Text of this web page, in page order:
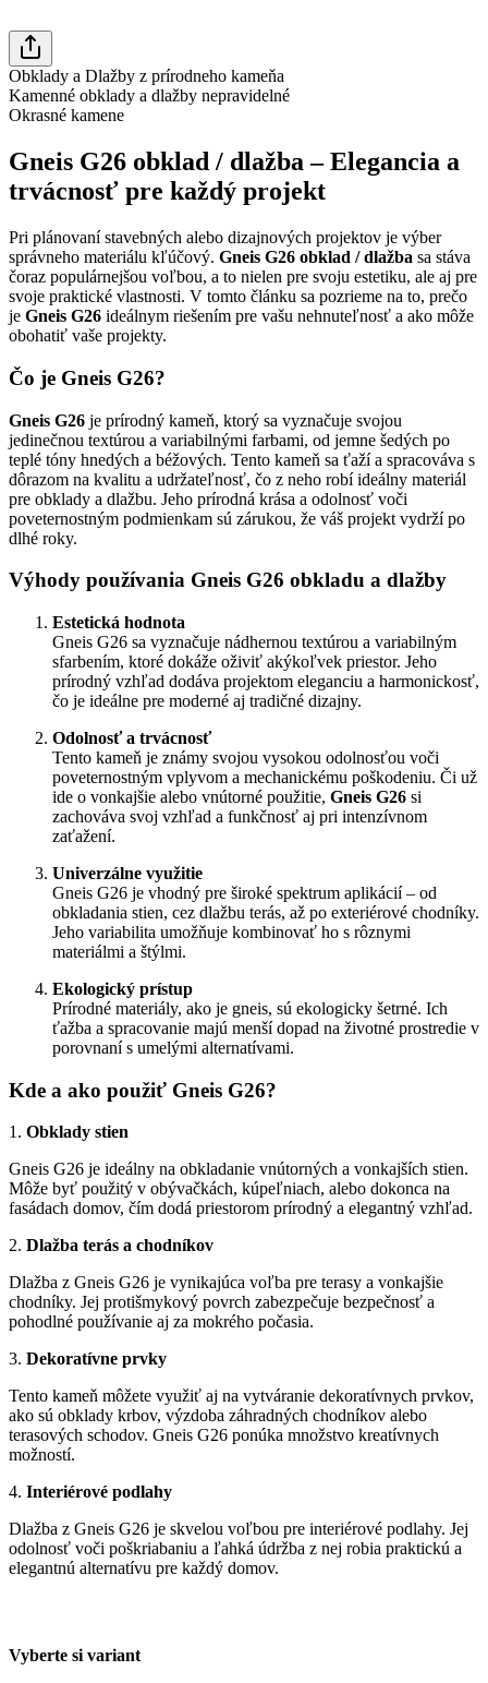
Obklady a Dlažby z prírodneho kameňa
Kamenné obklady a dlažby nepravidelné
Okrasné kamene
Gneis G26 obklad / dlažba – Elegancia a
trvácnosť pre každý projekt
Pri plánovaní stavebných alebo dizajnových projektov je výber
správneho materiálu kľúčový. Gneis G26 obklad / dlažba sa stáva
čoraz populárnejšou voľbou, a to nielen pre svoju estetiku, ale aj pre
svoje praktické vlastnosti. V tomto článku sa pozrieme na to, prečo
je Gneis G26 ideálnym riešením pre vašu nehnuteľnosť a ako môže
obohatiť vaše projekty.
Čo je Gneis G26?
Gneis G26 je prírodný kameň, ktorý sa vyznačuje svojou
jedinečnou textúrou a variabilnými farbami, od jemne šedých po
teplé tóny hnedých a béžových. Tento kameň sa ťaží a spracováva s
dôrazom na kvalitu a udržateľnosť, čo z neho robí ideálny materiál
pre obklady a dlažbu. Jeho prírodná krása a odolnosť voči
poveternostným podmienkam sú zárukou, že váš projekt vydrží po
dlhé roky.
Výhody používania Gneis G26 obkladu a dlažby
Estetická hodnota
Gneis G26 sa vyznačuje nádhernou textúrou a variabilným
sfarbením, ktoré dokáže oživiť akýkoľvek priestor. Jeho
prírodný vzhľad dodáva projektom eleganciu a harmonickosť,
čo je ideálne pre moderné aj tradičné dizajny.
Odolnosť a trvácnosť
Tento kameň je známy svojou vysokou odolnosťou voči
poveternostným vplyvom a mechanickému poškodeniu. Či už
ide o vonkajšie alebo vnútorné použitie, Gneis G26 si
zachováva svoj vzhľad a funkčnosť aj pri intenzívnom
zaťažení.
Univerzálne využitie
Gneis G26 je vhodný pre široké spektrum aplikácií – od
obkladania stien, cez dlažbu terás, až po exteriérové chodníky.
Jeho variabilita umožňuje kombinovať ho s rôznymi
materiálmi a štýlmi.
Ekologický prístup
Prírodné materiály, ako je gneis, sú ekologicky šetrné. Ich
ťažba a spracovanie majú menší dopad na životné prostredie v
porovnaní s umelými alternatívami.
Kde a ako použiť Gneis G26?
1. Obklady stien
Gneis G26 je ideálny na obkladanie vnútorných a vonkajších stien.
Môže byť použitý v obývačkách, kúpeľniach, alebo dokonca na
fasádach domov, čím dodá priestorom prírodný a elegantný vzhľad.
2. Dlažba terás a chodníkov
Dlažba z Gneis G26 je vynikajúca voľba pre terasy a vonkajšie
chodníky. Jej protišmykový povrch zabezpečuje bezpečnosť a
pohodlné používanie aj za mokrého počasia.
3. Dekoratívne prvky
Tento kameň môžete využiť aj na vytváranie dekoratívnych prvkov,
ako sú obklady krbov, výzdoba záhradných chodníkov alebo
terasových schodov. Gneis G26 ponúka množstvo kreatívnych
možností.
4. Interiérové podlahy
Dlažba z Gneis G26 je skvelou voľbou pre interiérové podlahy. Jej
odolnosť voči poškriabaniu a ľahká údržba z nej robia praktickú a
elegantnú alternatívu pre každý domov.
Vyberte si variant